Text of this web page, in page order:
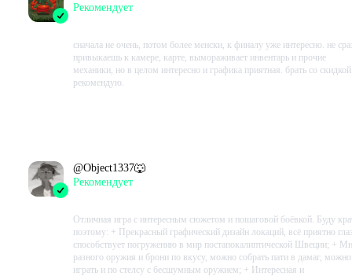
Рекомендует
сначала не очень, потом более менски, к финалу уже интересно. не
привыкаешь к камере, карте, вымораживает инвентарь и прочие
механики, но в целом интересно и графика приятная. брать со скидкой
рекомендую.
@Object1337🐺
Рекомендует
Отличная игра с интересным сюжетом и пошаговой боёвкой. Буду
поэтому: + Прекрасный графический дизайн локаций, всё приятно
способствует погружению в мир постапокалиптической Швеции; +
разного оружия и брони по вкусу, можно собрать пати в дамаг, можно
играть и по стелсу с бесшумным оружием; + Интересная и